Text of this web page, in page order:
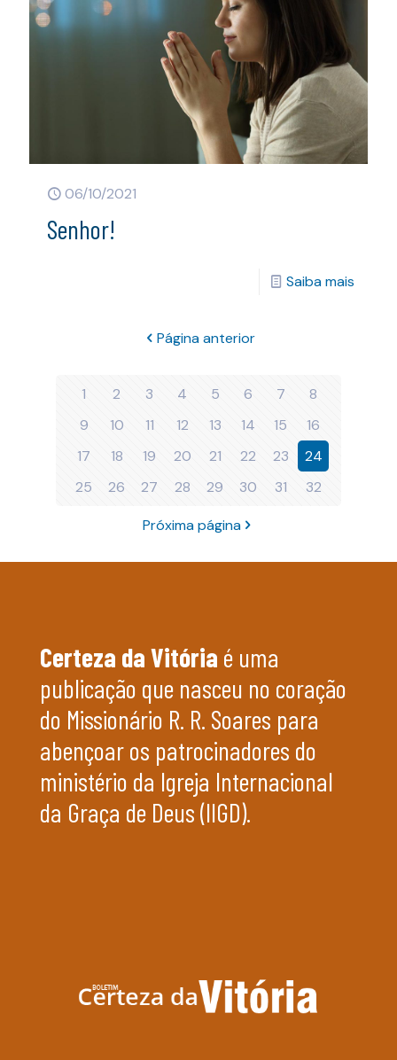
06/10/2021
Senhor!
Saiba mais
Página anterior
1 2 3 4 5 6 7
8
9
10 11 12 13 14 15
16
17
18 19 20 21 22 23
24
25
26 27 28 29 30 31 32
Próxima página
Certeza da Vitória é uma
publicação que nasceu no coração
do Missionário R. R. Soares para
abençoar os patrocinadores do
ministério da Igreja Internacional
da Graça de Deus (IIGD).